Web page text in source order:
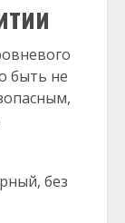
быть не
без